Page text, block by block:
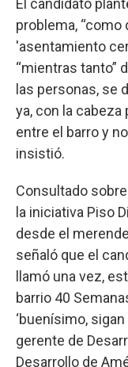
El candidato
problema,
'asentamiento
“mientras tanto”
las personas, se
ya, con la cabeza
entre el barro y
insistió.
Consultado
la iniciativa Piso
desde el
señaló que el
llamó una vez,
barrio 40
‘buenísimo,
gerente de
Desarrollo de